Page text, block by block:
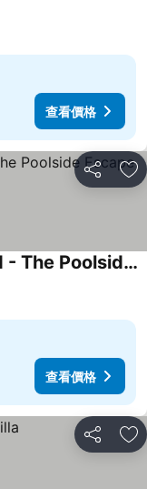
查看價格
分享 加
The Up Hotel Phu Quoc Island - The Poolside Escape
查看價格
分享 加